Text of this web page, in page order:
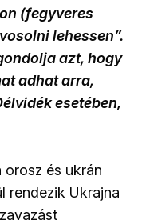
(fegyveres
lehessen”.
azt, hogy
adhat arra,
esetében,
és ukrán
rendezik Ukrajna